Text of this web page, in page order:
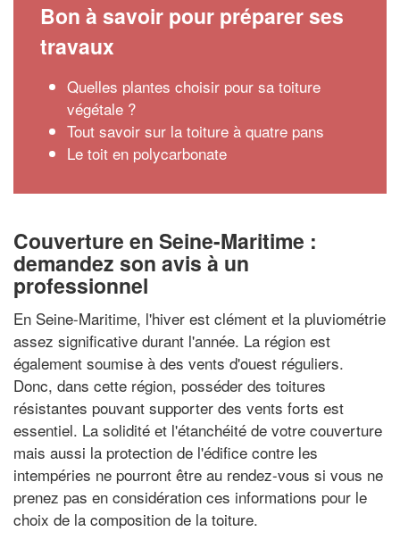
Bon à savoir pour préparer ses
travaux
Quelles plantes choisir pour sa toiture
végétale ?
Tout savoir sur la toiture à quatre pans
Le toit en polycarbonate
Couverture en Seine-Maritime :
demandez son avis à un
professionnel
En Seine-Maritime, l'hiver est clément et la pluviométrie
assez significative durant l'année. La région est
également soumise à des vents d'ouest réguliers.
Donc, dans cette région, posséder des toitures
résistantes pouvant supporter des vents forts est
essentiel. La solidité et l'étanchéité de votre couverture
mais aussi la protection de l'édifice contre les
intempéries ne pourront être au rendez-vous si vous ne
prenez pas en considération ces informations pour le
choix de la composition de la toiture.